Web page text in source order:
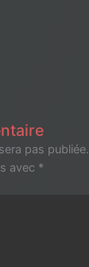
pas publiée.
avec *